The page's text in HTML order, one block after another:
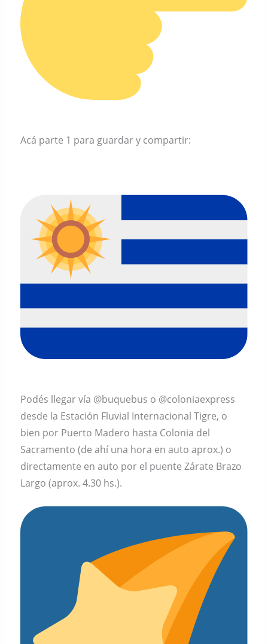
Acá parte 1 para guardar y compartir:
Podés llegar vía @buquebus o @coloniaexpress
desde la Estación Fluvial Internacional Tigre, o
bien por Puerto Madero hasta Colonia del
Sacramento (de ahí una hora en auto aprox.) o
directamente en auto por el puente Zárate Brazo
Largo (aprox. 4.30 hs.).